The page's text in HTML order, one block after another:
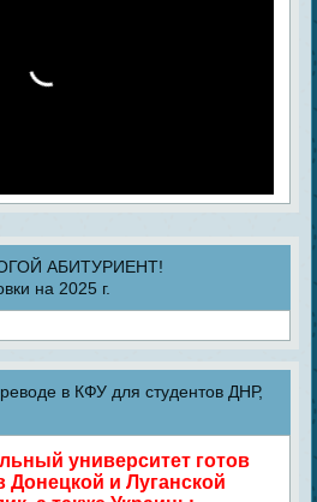
АБИТУРИЕНТ!
на 2025 г.
в КФУ для студентов ДНР,
университет готов
Донецкой и Луганской